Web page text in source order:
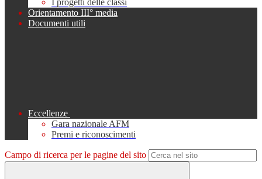
I progetti delle classi
Orientamento III° media
Documenti utili
Eccellenze
Gara nazionale AFM
Premi e riconoscimenti
Campo di ricerca per le pagine del sito